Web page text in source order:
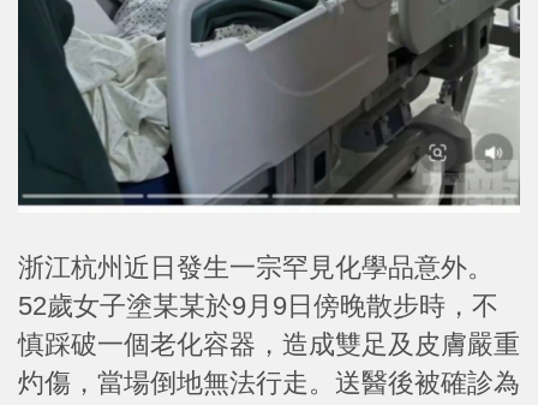
浙江杭州近日發生一宗罕見化學品意外。
52歲女子塗某某於9月9日傍晚散步時，不
慎踩破一個老化容器，造成雙足及皮膚嚴重
灼傷，當場倒地無法行走。送醫後被確診為